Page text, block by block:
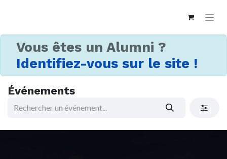
Vous êtes un Alumni ?
Identifiez-vous sur le site !
Événements